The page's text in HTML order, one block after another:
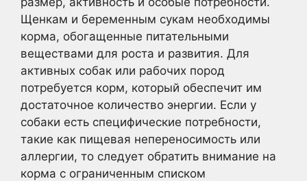
Щенкам и беременным сукам необходимы
корма, обогащенные питательными
веществами для роста и развития. Для
активных собак или рабочих пород
потребуется корм, который обеспечит им
достаточное количество энергии. Если у
собаки есть специфические потребности,
такие как пищевая непереносимость или
аллергии, то следует обратить внимание на
корма с ограниченным списком